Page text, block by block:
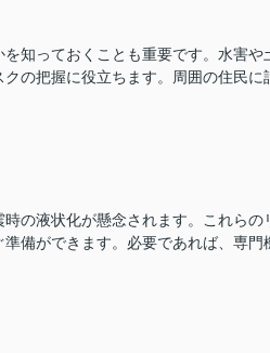
知っておくことも重要です。水害
の把握に役立ちます。周囲の住民
の液状化が懸念されます。これら
備ができます。必要であれば、専門